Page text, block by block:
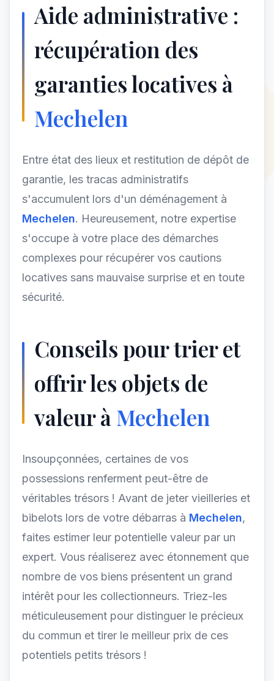
Aide administrative :
récupération des
garanties locatives à
Mechelen
Entre état des lieux et restitution de dépôt de
garantie, les tracas administratifs
s'accumulent lors d'un déménagement à
Mechelen. Heureusement, notre expertise
s'occupe à votre place des démarches
complexes pour récupérer vos cautions
locatives sans mauvaise surprise et en toute
sécurité.
Conseils pour trier et
offrir les objets de
valeur àMechelen
Insoupçonnées, certaines de vos
possessions renferment peut-être de
véritables trésors ! Avant de jeter vieilleries et
bibelots lors de votre débarras à Mechelen,
faites estimer leur potentielle valeur par un
expert. Vous réaliserez avec étonnement que
nombre de vos biens présentent un grand
intérêt pour les collectionneurs. Triez-les
méticuleusement pour distinguer le précieux
du commun et tirer le meilleur prix de ces
potentiels petits trésors !